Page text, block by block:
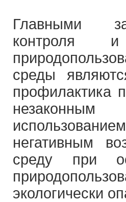
Главными
контроля
среды
профилактика
негативным
среду при
экологически